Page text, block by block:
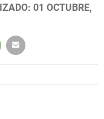
01 OCTUBRE,